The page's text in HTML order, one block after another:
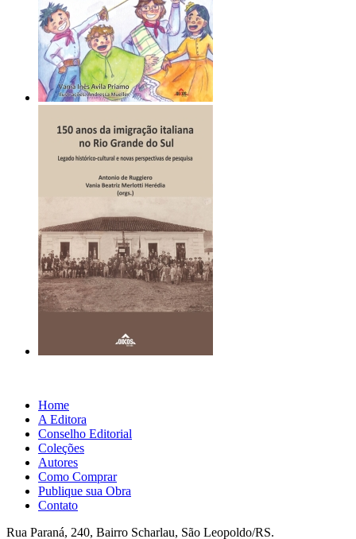
Home
A Editora
Conselho Editorial
Coleções
Autores
Como Comprar
Publique sua Obra
Contato
Rua Paraná, 240, Bairro Scharlau, São Leopoldo/RS.